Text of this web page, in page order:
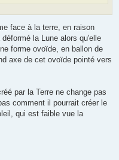
face à la terre, en raison
la Lune alors qu'elle
forme ovoïde, en ballon de
axe de cet ovoïde pointé vers
par la Terre ne change pas
comment il pourrait créer le
qui est faible vue la